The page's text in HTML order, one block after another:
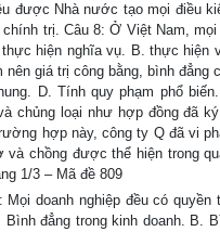
được Nhà nước tạo mọi điều
trị. Câu 8: Ở Việt Nam,
hiện nghĩa vụ. B. thực hiện
nên giá trị công bằng, bình
D. Tính quy phạm phổ
chủng loại như hợp đồng đã
hợp này, công ty Q đã vi
và chồng được thể hiện trong
1/3 – Mã đề 809
Mọi doanh nghiệp đều có
Bình đẳng trong kinh doanh. B.